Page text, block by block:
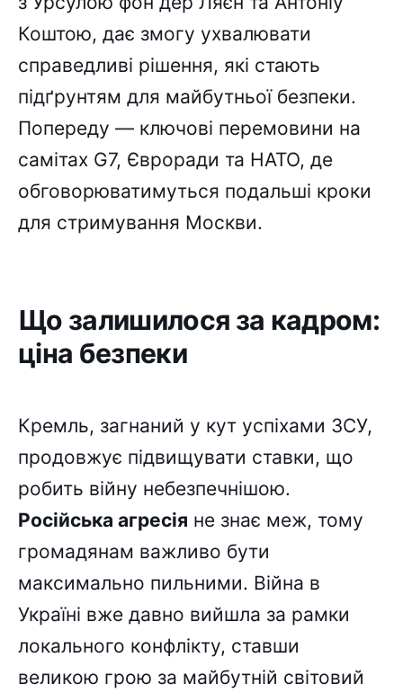
Коштою, дає змогу ухвалювати
справедливі рішення, які стають
підґрунтям для майбутньої безпеки.
Попереду — ключові перемовини на
самітах G7, Євроради та НАТО, де
обговорюватимуться подальші кроки
для стримування Москви.
Що залишилося за кадром:
ціна безпеки
Кремль, загнаний у кут успіхами ЗСУ,
продовжує підвищувати ставки, що
робить війну небезпечнішою.
Російська агресія не знає меж, тому
громадянам важливо бути
максимально пильними. Війна в
Україні вже давно вийшла за рамки
локального конфлікту, ставши
великою грою за майбутній світовий